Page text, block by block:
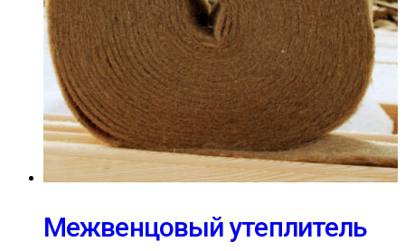
Межвенцовый утеплитель